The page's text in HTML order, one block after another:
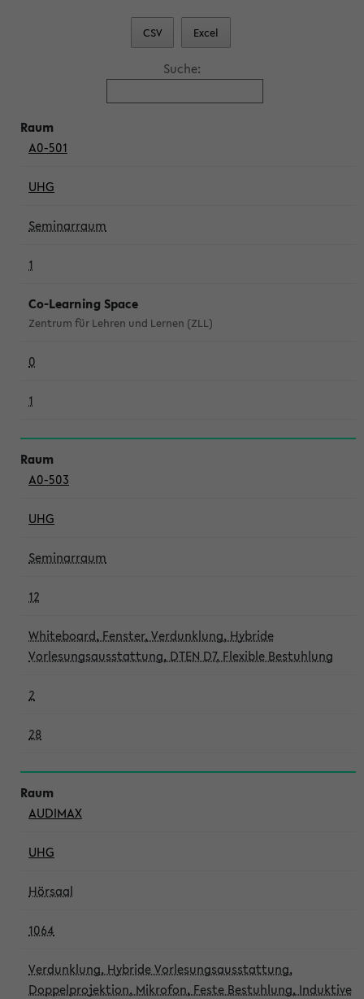
CSV Excel
Suche:
A0-501
UHG
Seminarraum
1
Co-Learning Space
Zentrum für Lehren und Lernen (ZLL)
0
1
A0-503
UHG
Seminarraum
12
Whiteboard, Fenster, Verdunklung, Hybride
Vorlesungsausstattung, DTEN D7, Flexible Bestuhlung
2
28
AUDIMAX
UHG
Hörsaal
1064
Verdunklung, Hybride Vorlesungsausstattung,
Doppelprojektion, Mikrofon, Feste Bestuhlung, Induktive